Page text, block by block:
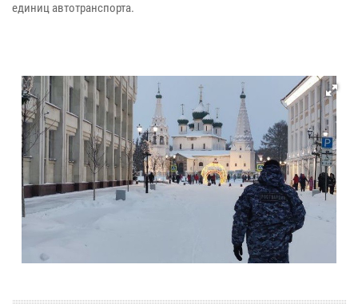
единиц автотранспорта.